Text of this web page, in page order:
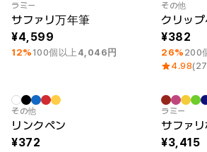
最小注文数量 10個
ラミー
サファリ万年筆
4,599
12% 100個以上 4,046円
最小注文
その他
クリッ
382
26% 200
4.98
最小注文数量 1個
その他
リンクペン
372
最小注文
ラミー
サファ
3,415
日本語
ポリエステル
綿/ポリエステル
ダウンジャケット